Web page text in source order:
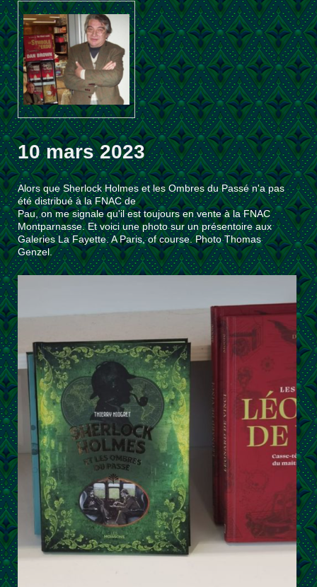
10 mars 2023
Alors que Sherlock Holmes et les Ombres du Passé n'a pas
été distribué à la FNAC de
Pau, on me signale qu'il est toujours en vente à la FNAC
Montparnasse. Et voici une photo sur un présentoire aux
Galeries La Fayette. A Paris, of course. Photo Thomas
Genzel.